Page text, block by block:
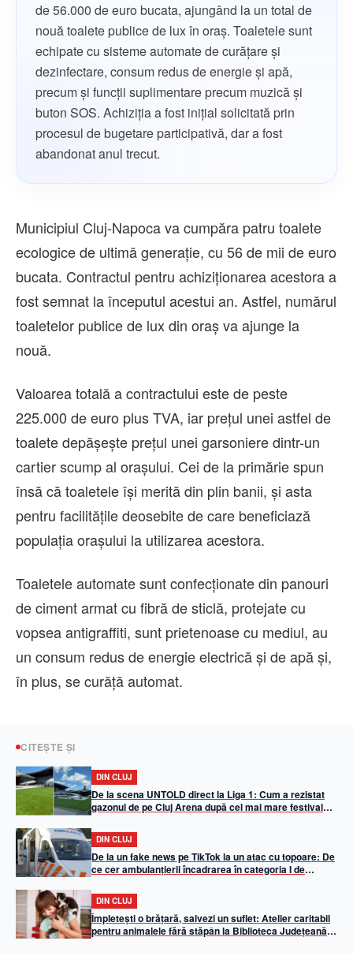
de 56.000 de euro bucata, ajungând la un total de
nouă toalete publice de lux în oraș. Toaletele sunt
echipate cu sisteme automate de curățare și
dezinfectare, consum redus de energie și apă,
precum și funcții suplimentare precum muzică și
buton SOS. Achiziția a fost inițial solicitată prin
procesul de bugetare participativă, dar a fost
abandonat anul trecut.
Municipiul Cluj-Napoca va cumpăra patru toalete
ecologice de ultimă generație, cu 56 de mii de euro
bucata. Contractul pentru achiziționarea acestora a
fost semnat la începutul acestui an. Astfel, numărul
toaletelor publice de lux din oraș va ajunge la
nouă.
Valoarea totală a contractului este de peste
225.000 de euro plus TVA, iar prețul unei astfel de
toalete depășește prețul unei garsoniere dintr-un
cartier scump al orașului. Cei de la primărie spun
însă că toaletele își merită din plin banii, și asta
pentru facilitățile deosebite de care beneficiază
populația orașului la utilizarea acestora.
Toaletele automate sunt confecţionate din panouri
de ciment armat cu fibră de sticlă, protejate cu
vopsea antigraffiti, sunt prietenoase cu mediul, au
un consum redus de energie electrică și de apă și,
în plus, se curăță automat.
CITEȘTE ȘI
DIN CLUJ
De la scena UNTOLD direct la Liga 1: Cum a rezistat
gazonul de pe Cluj Arena după cel mai mare festival
DIN CLUJ
De la un fake news pe TikTok la un atac cu topoare: De
ce cer ambulanțierii încadrarea în categoria I de
DIN CLUJ
Împletești o brățară, salvezi un suflet: Atelier caritabil
pentru animalele fără stăpân la Biblioteca Județeană